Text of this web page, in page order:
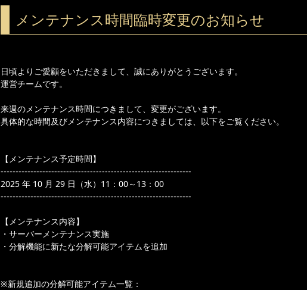
メンテナンス時間臨時変更のお知らせ
日頃よりご愛顧をいただきまして、誠にありがとうございます。
運営チームです。
来週のメンテナンス時間につきまして、変更がございます。
具体的な時間及びメンテナンス内容につきましては、以下をご覧ください。
【メンテナンス予定時間】
----------------------------------------------------------------
2025 年 10 月 29 日（水）11：00～13：00
----------------------------------------------------------------
【メンテナンス内容】
・サーバーメンテナンス実施
・分解機能に新たな分解可能アイテムを追加
※新規追加の分解可能アイテム一覧：